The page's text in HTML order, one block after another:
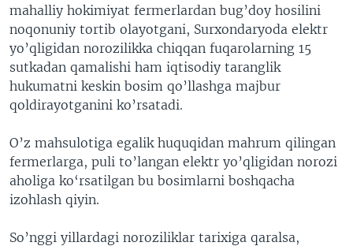
mahalliy hokimiyat fermerlardan bug’doy hosilini
noqonuniy tortib olayotgani, Surxondaryoda elektr
yo’qligidan norozilikka chiqqan fuqarolarning 15
sutkadan qamalishi ham iqtisodiy taranglik
hukumatni keskin bosim qo’llashga majbur
qoldirayotganini ko’rsatadi.
O’z mahsulotiga egalik huquqidan mahrum qilingan
fermerlarga, puli to’langan elektr yo’qligidan norozi
aholiga ko‘rsatilgan bu bosimlarni boshqacha
izohlash qiyin.
So’nggi yillardagi noroziliklar tarixiga qaralsa,